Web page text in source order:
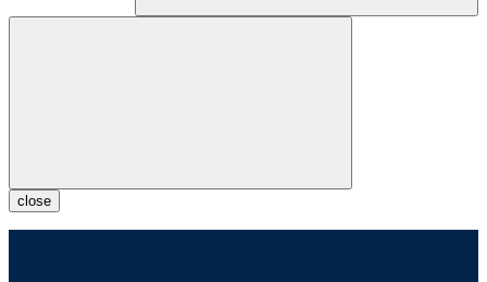
close